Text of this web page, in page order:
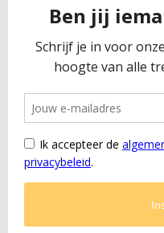
Contact
Smaakbureau Meug
T +32 (0) 479 32 02 66
BTWBE 0675 505 327